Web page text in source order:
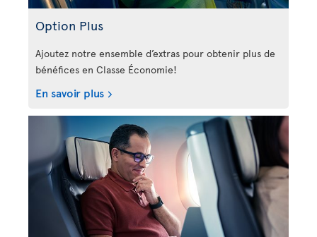
Option Plus
Ajoutez notre ensemble d’extras pour obtenir plus de
bénéfices en Classe Économie!
En savoir plus